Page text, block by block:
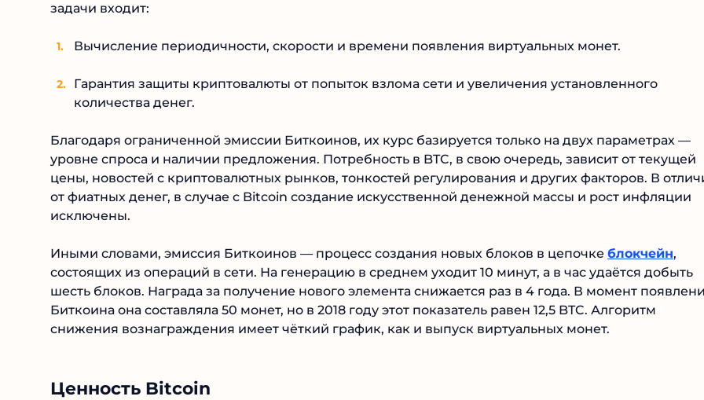
задачи входит:
Вычисление периодичности, скорости и времени появления виртуальных монет.
Гарантия защиты криптовалюты от попыток взлома сети и увеличения установленного
количества денег.
Благодаря ограниченной эмиссии Биткоинов, их курс базируется только на двух параметрах —
уровне спроса и наличии предложения. Потребность в BTC, в свою очередь, зависит от текущей
цены, новостей с криптовалютных рынков, тонкостей регулирования и других факторов. В
от фиатных денег, в случае с Bitcoin создание искусственной денежной массы и рост инфляции
исключены.
Иными словами, эмиссия Биткоинов — процесс создания новых блоков в цепочке блокчейн,
состоящих из операций в сети. На генерацию в среднем уходит 10 минут, а в час удаётся добыть
шесть блоков. Награда за получение нового элемента снижается раз в 4 года. В момент
Биткоина она составляла 50 монет, но в 2018 году этот показатель равен 12,5 BTC. Алгоритм
снижения вознаграждения имеет чёткий график, как и выпуск виртуальных монет.
Ценность Bitcoin